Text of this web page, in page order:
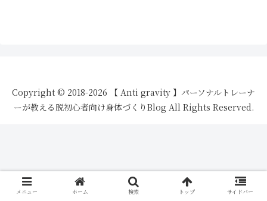
Copyright © 2018-2026 【 Anti gravity 】パーソナルトレーナ
ーが教える脱初心者向け身体づくりBlog All Rights Reserved.
メニュー ホーム 検索 トップ サイドバー